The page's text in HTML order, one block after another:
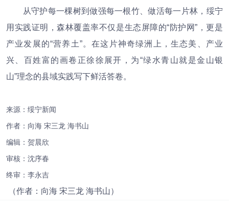
从守护每一棵树到做强每一根竹、做活每一片林，绥宁
用实践证明，森林覆盖率不仅是生态屏障的“防护网”，更是
产业发展的“营养土”。在这片神奇绿洲上，生态美、产业
兴、百姓富的画卷正徐徐展开，为“绿水青山就是金山银
山”理念的县域实践写下鲜活答卷。
来源：绥宁新闻
作者：向海 宋三龙 海书山
编辑： 贺晨欣
审核：沈序春
终审：李永吉
（作者：向海 宋三龙 海书山）